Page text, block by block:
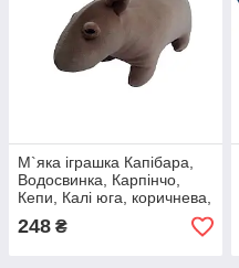
М`яка іграшка Капібара,
Водосвинка, Карпінчо,
Кепи, Калі юга, коричнева,
плюш, Копиця, Україна, 28
см. (00173-6)
248 ₴